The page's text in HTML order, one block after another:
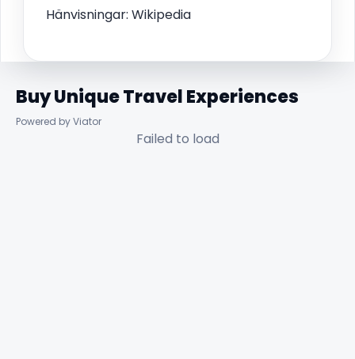
Hänvisningar: Wikipedia
Buy Unique Travel Experiences
Powered by Viator
Failed to load